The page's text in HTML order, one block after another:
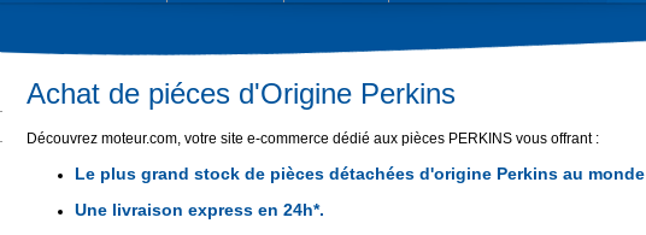
Achat de piéces d'Origine Perkins
Découvrez moteur.com, votre site e-commerce dédié aux pièces PERKINS vous offrant :
Le plus grand stock de pièces détachées d'origine Perkins au monde
Une livraison express en 24h*.